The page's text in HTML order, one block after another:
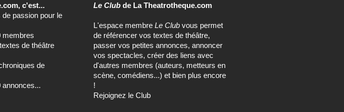
c'est...
de passion pour le
membres
de théâtre
de
annonces...
Le Club de La Theatrotheque.com
L'espace membreLe Club vous permet
de référencer vos textes de théâtre,
passer vos petites annonces, annoncer
vos spectacles, créer des liens avec
d'autres membres (auteurs, metteurs en
scène, comédiens...) et bien plus encore
!
Rejoignez le Club